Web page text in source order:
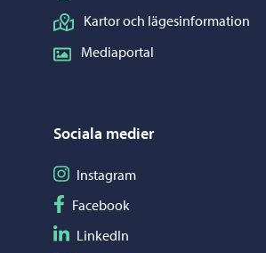
Kartor och lägesinformation
Mediaportal
Sociala medier
Följ på Instagram
Instagram
Följ på Facebook
Facebook
Följ på LinkedIn
LinkedIn